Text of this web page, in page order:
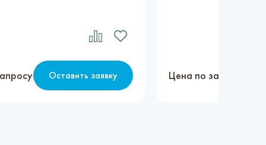
Оставить заявку Цена по запросу